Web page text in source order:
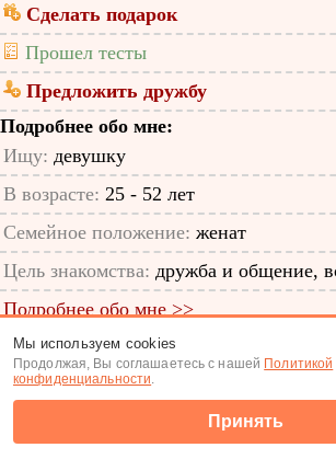
Сделать подарок
Прошел тесты
Предложить дружбу
Подробнее обо мне:
Ищу: девушку
В возрасте: 25 - 52 лет
Семейное положение: женат
Цель знакомства: дружба и общение,
Подробнее обо мне >>
ID анкеты: 11721231
Знакомства|Поиск анкет
Мы используем cookies
Продолжая, Вы соглашаетесь с нашей Политикой
конфиденциальности.
Принять